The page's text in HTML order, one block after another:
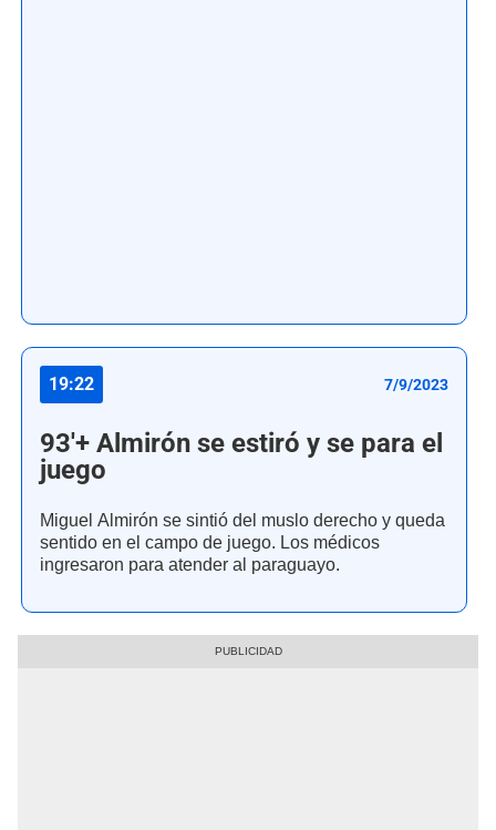
19:22 7/9/2023
93'+ Almirón se estiró y se para el
juego
Miguel Almirón se sintió del muslo derecho y queda
sentido en el campo de juego. Los médicos
ingresaron para atender al paraguayo.